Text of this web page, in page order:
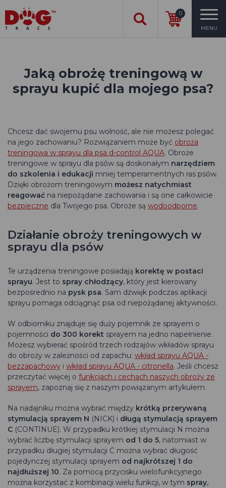
0
MENU
Jaką obrożę treningową w
sprayu kupić dla mojego psa?
Chcesz dać swojemu psu wolność, ale nie możesz polegać
na jego zachowaniu? Rozwiązaniem może być obroża
treningowa w sprayu dla psa d-control AQUA. Obroże
treningowe w sprayu dla psów są doskonałym narzędziem
do szkolenia i edukacji mniej temperamentnych ras psów.
Dzięki obrożom treningowym możesz natychmiast
reagować na niepożądane zachowania i są one całkowicie
bezpieczne dla Twojego psa. Obroże są wodoodporne.
Działanie obroży treningowych w
sprayu dla psów
Te urządzenia treningowe posiadają korektę w postaci
sprayu. Jest to spray chłodzący, który jest kierowany
bezpośrednio na pysk psa. Sam dźwięk podczas aplikacji
sprayu pomaga odciągnąć psa od niepożądanej aktywności.
W odbiorniku znajduje się duży pojemnik ze sprayem o
pojemności do 300 korekt sprayem na jedno napełnienie.
Możesz wybierać spośród trzech rodzajów wkładów sprayu
do obroży w zależności od zapachu: wkład sprayu AQUA -
bezzapachowy i wkład sprayu AQUA - citronella. Jeśli chcesz
przeczytać więcej o funkcjach i cechach naszych obroży ze
sprayem, zapoznaj się z naszym powiązanym artykułem.
Na nadajniku można wybrać między krótką przerywaną
stymulacją sprayem N (NICK) i długą stymulacją sprayem
C (CONTINUE). W przypadku krótkiej stymulacji N można
wybrać liczbę stymulacji sprayem od 1 do 5, natomiast w
przypadku długiej stymulacji C można wybrać długość
pojedynczej stymulacji sprayem od najkrótszej 1 do
najdłuższej 10. Za pomocą przycisku wielofunkcyjnego
można korzystać z kombinacji wielu funkcji, w tym spray,